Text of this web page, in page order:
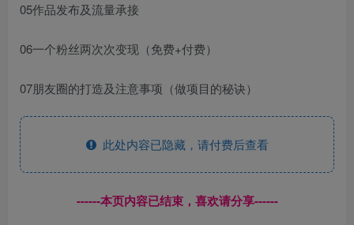
05作品发布及流量承接
06一个粉丝两次次变现（免费+付费）
07朋友圈的打造及注意事项（做项目的秘诀）
此处内容已隐藏，请付费后查看
------本页内容已结束，喜欢请分享------